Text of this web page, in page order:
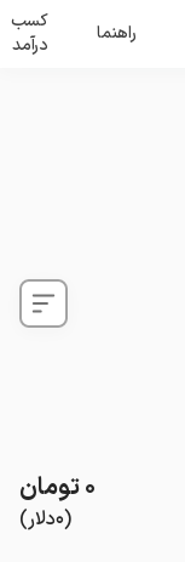
راهنما
کسب
درآمد
(۰دلار)
۰تومان